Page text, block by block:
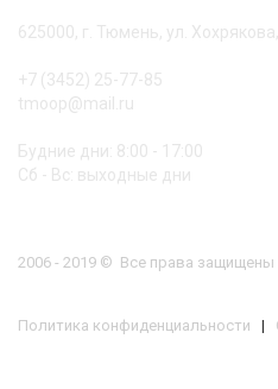
625000, г. Тюмень, ул.
+7 (3452) 25-77-85
tmoop@mail.ru
Будние дни: 8:00 - 17:00
Сб - Вс: выходные дни
2006 - 2019 © Все права защищены
Политика конфиденциальности |